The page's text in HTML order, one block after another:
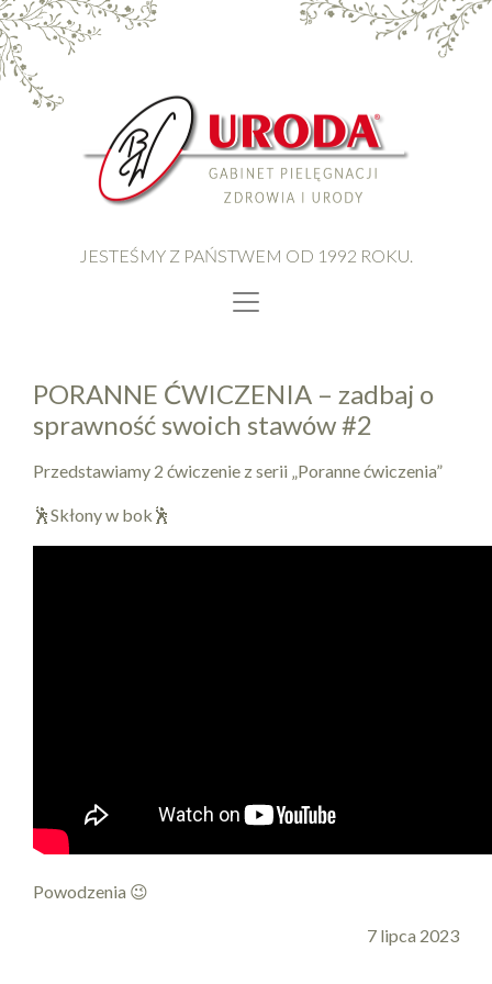
JESTEŚMY Z PAŃSTWEM OD 1992 ROKU.
PORANNE ĆWICZENIA – zadbaj o
sprawność swoich stawów #2
Przedstawiamy 2 ćwiczenie z serii „Poranne ćwiczenia”
🕺Skłony w bok🕺
Powodzenia 😉
7 lipca 2023